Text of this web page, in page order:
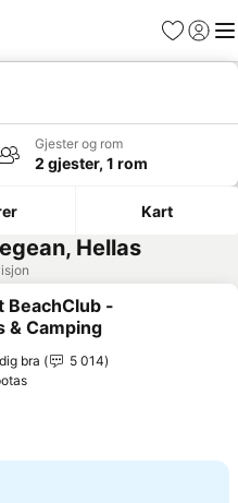
Favoritter
Logg
Gjester og rom
2 gjester, 1 rom
Kart
Hellas
til i favoritter
BeachClub -
& Camping
bra
5 014